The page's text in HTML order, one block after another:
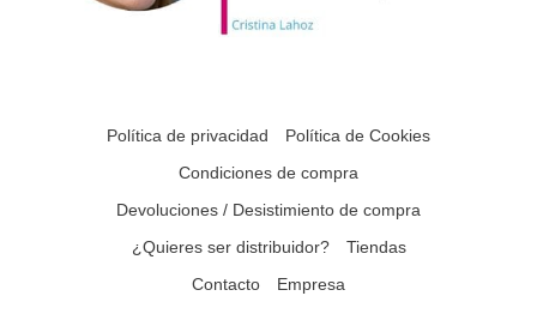
Política de privacidad
Política de Cookies
Condiciones de compra
Devoluciones / Desistimiento de compra
¿Quieres ser distribuidor?
Tiendas
Contacto
Empresa